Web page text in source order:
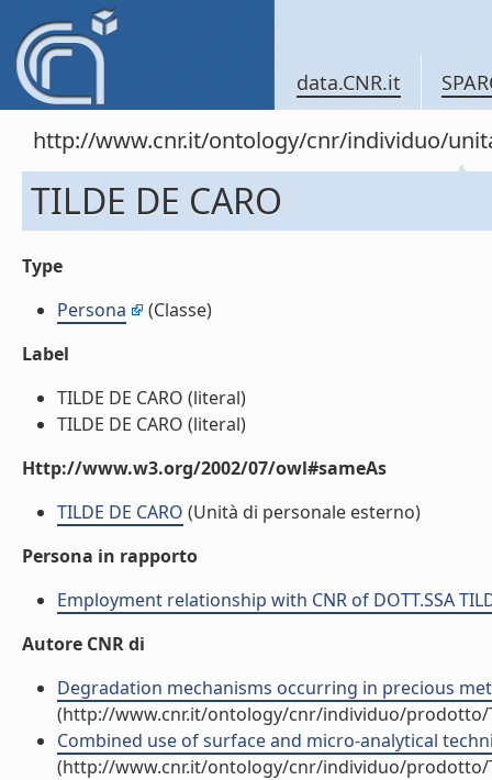
data.CNR.it
http://www.cnr.it/ontology/cnr/individuo/
TILDE DE CARO
Type
Persona
(Classe)
Label
TILDE DE CARO (literal)
TILDE DE CARO (literal)
Http://www.w3.org/2002/07/owl#sameAs
TILDE DE CARO (Unità di personale esterno)
Persona in rapporto
Employment relationship with CNR of DOTT.SSA
Autore CNR di
Degradation mechanisms occurring in precious
(http://www.cnr.it/ontology/cnr/individuo/prodotto/
Combined use of surface and micro-analytical
(http://www.cnr.it/ontology/cnr/individuo/prodotto/